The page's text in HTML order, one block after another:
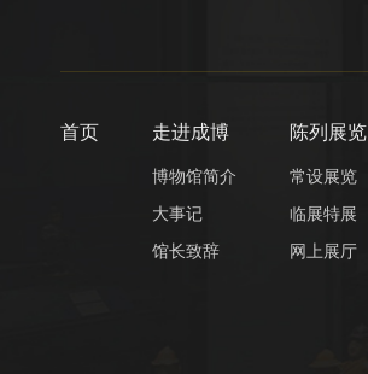
首页 走进成博
博物馆简介
大事记
馆长致辞
陈列展览
常设展览
临展特展
网上展厅